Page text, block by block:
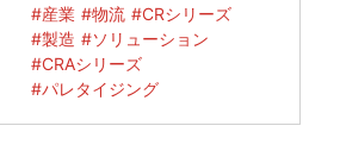
#産業 #物流 #CRシリーズ
#製造 #ソリューション
#CRAシリーズ
#パレタイジング